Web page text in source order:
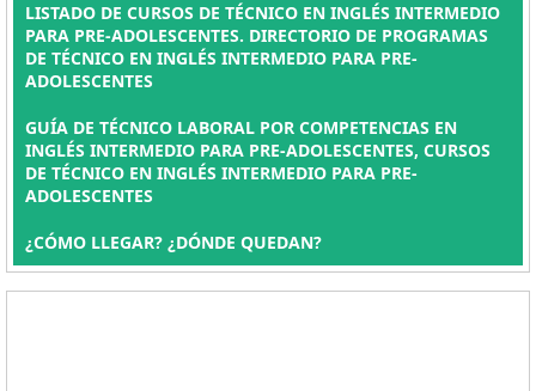
LISTADO DE CURSOS DE TÉCNICO EN INGLÉS INTERMEDIO
PARA PRE-ADOLESCENTES. DIRECTORIO DE PROGRAMAS
DE TÉCNICO EN INGLÉS INTERMEDIO PARA PRE-
ADOLESCENTES
GUÍA DE TÉCNICO LABORAL POR COMPETENCIAS EN
INGLÉS INTERMEDIO PARA PRE-ADOLESCENTES, CURSOS
DE TÉCNICO EN INGLÉS INTERMEDIO PARA PRE-
ADOLESCENTES
¿CÓMO LLEGAR? ¿DÓNDE QUEDAN?